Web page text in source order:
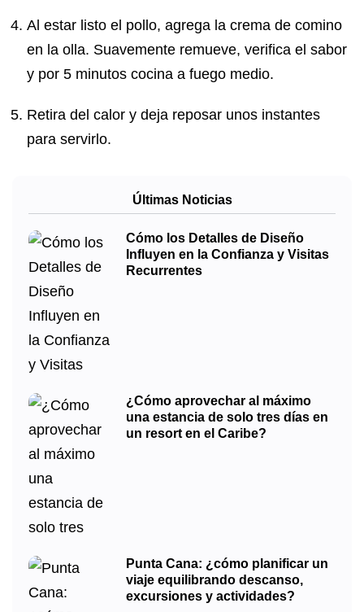
Al estar listo el pollo, agrega la crema de comino
en la olla. Suavemente remueve, verifica el sabor
y por 5 minutos cocina a fuego medio.
Retira del calor y deja reposar unos instantes
para servirlo.
Últimas Noticias
Cómo los Detalles de Diseño
Influyen en la Confianza y Visitas
Recurrentes
¿Cómo aprovechar al máximo
una estancia de solo tres días en
un resort en el Caribe?
Punta Cana: ¿cómo planificar un
viaje equilibrando descanso,
excursiones y actividades?